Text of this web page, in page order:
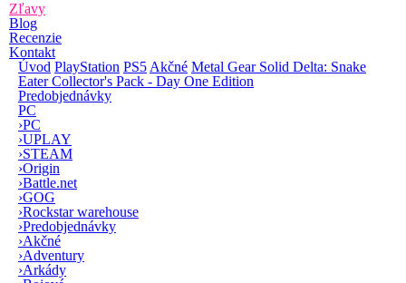
Zľavy
Blog
Recenzie
Kontakt
Úvod PlayStation PS5 Akčné Metal Gear Solid Delta: Snake
Eater Collector's Pack - Day One Edition
Predobjednávky
PC
›PC
›UPLAY
›STEAM
›Origin
›Battle.net
›GOG
›Rockstar warehouse
›Predobjednávky
›Akčné
›Adventury
›Arkády